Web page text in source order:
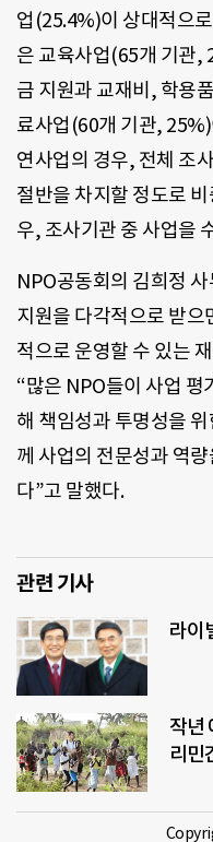
업(25.4%)이 상대적으
은 교육사업(65개 기관,
금 지원과 교재비, 학용
료사업(60개 기관,
연사업의 경우, 전체 조
절반을 차지할 정도로
우, 조사기관 중 사업을
NPO공동회의 김희정
지원을 다각적으로 받으
적으로 운영할 수 있는
“많은 NPO들이 사업 평
해 책임성과 투명성을
께 사업의 전문성과 역
다”고 말했다.
관련 기사
라이
작년
리민